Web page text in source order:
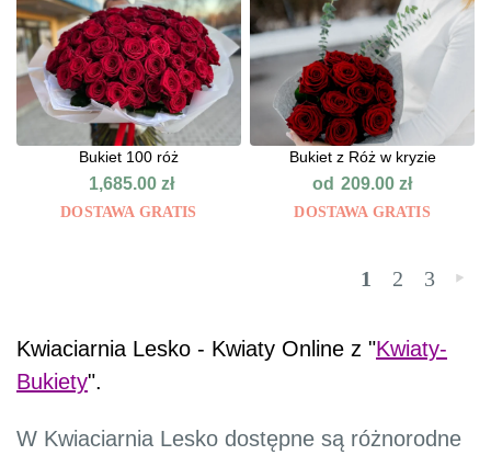
Bukiet 100 róż
1,685.00zł
DOSTAWA GRATIS
Bukiet z Róż w kryzie
od 209.00zł
DOSTAWA GRATIS
1 2 3 »
Kwiaciarnia Lesko - Kwiaty Online z "Kwiaty-
Bukiety".
W Kwiaciarnia Lesko dostępne są różnorodne